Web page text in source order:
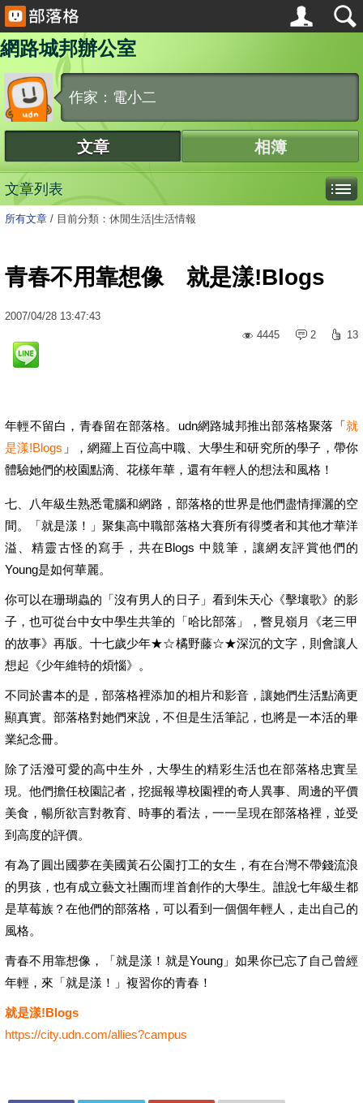
網路城邦辦公室
作家：電小二
文章 相簿
文章列表
所有文章 / 目前分類：休閒生活|生活情報
青春不用靠想像 就是漾!Blogs
2007/04/28 13:47:43
4445
2 13
年輕不留白，青春留在部落格。udn網路城邦推出部落格聚落「就
是漾!Blogs 」，網羅上百位高中職、大學生和研究所的學子，帶你
體驗她們的校園點滴、花樣年華，還有年輕人的想法和風格！
七、八年級生熟悉電腦和網路，部落格的世界是他們盡情揮灑的空
間。「就是漾！」聚集高中職部落格大賽所有得獎者和其他才華洋
溢、精靈古怪的寫手，共在Blogs 中競筆，讓網友評賞他們的
Young是如何華麗。
你可以在珊瑚蟲的「沒有男人的日子」看到朱天心《擊壤歌》的影
子，也可從台中女中學生共筆的「哈比部落」，瞥見嶺月《老三甲
的故事》再版。十七歲少年★☆橘野藤☆★深沉的文字，則會讓人
想起《少年維特的煩惱》。
不同於書本的是，部落格裡添加的相片和影音，讓她們生活點滴更
顯真實。部落格對她們來說，不但是生活筆記，也將是一本活的畢
業紀念冊。
除了活潑可愛的高中生外，大學生的精彩生活也在部落格忠實呈
現。他們擔任校園記者，挖掘報導校園裡的奇人異事、周邊的平價
美食，暢所欲言對教育、時事的看法，一一呈現在部落格裡，並受
到高度的評價。
有為了圓出國夢在美國黃石公園打工的女生，有在台灣不帶錢流浪
的男孩，也有成立藝文社團而埋首創作的大學生。誰說七年級生都
是草莓族？在他們的部落格，可以看到一個個年輕人，走出自己的
風格。
青春不用靠想像，「就是漾！就是Young」如果你已忘了自己曾經
年輕，來「就是漾！」複習你的青春！
就是漾!Blogs
https://city.udn.com/allies?campus